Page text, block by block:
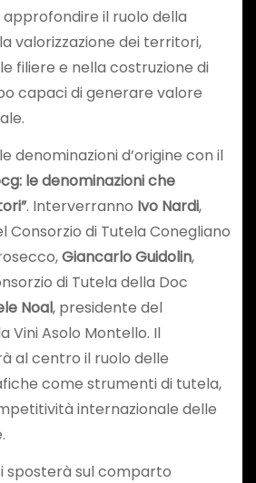
approfondire il ruolo della
valorizzazione dei territori,
filiere e nella costruzione di
capaci di generare valore
denominazioni d’origine con il
le denominazioni che
. Interverranno Ivo Nardi,
Consorzio di Tutela Conegliano
Giancarlo Guidolin,
di Tutela della Doc
Noal, presidente del
Vini Asolo Montello. Il
al centro il ruolo delle
come strumenti di tutela,
internazionale delle
sposterà sul comparto